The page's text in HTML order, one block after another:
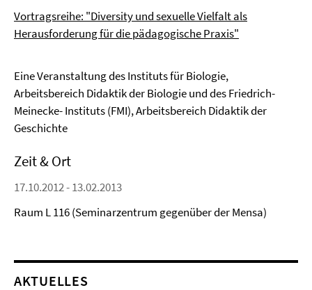
Vortragsreihe: "Diversity und sexuelle Vielfalt als
Herausforderung für die pädagogische Praxis"
Eine Veranstaltung des Instituts für Biologie,
Arbeitsbereich Didaktik der Biologie und des Friedrich-
Meinecke- Instituts (FMI), Arbeitsbereich Didaktik der
Geschichte
Zeit & Ort
17.10.2012 - 13.02.2013
Raum L 116 (Seminarzentrum gegenüber der Mensa)
AKTUELLES